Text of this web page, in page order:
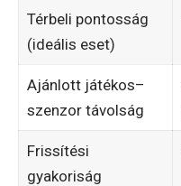
Térbeli pontosság
(ideális eset)
Ajánlott játékos–
szenzor távolság
Frissítési
gyakoriság